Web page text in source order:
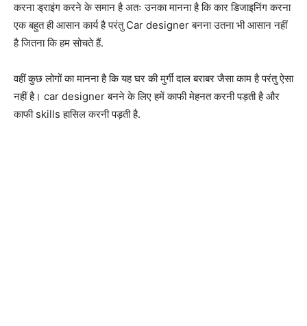
करना ड्राइंग करने के समान है अतः उनका मानना है कि कार डिजाइनिंग करना
एक बहुत ही आसान कार्य है परंतु Car designer बनना उतना भी आसान नहीं
है जितना कि हम सोचते हैं.
वहीं कुछ लोगों का मानना है कि यह घर की मुर्गी दाल बराबर जैसा काम है परंतु ऐसा
नहीं है। car designer बनने के लिए हमें काफी मेहनत करनी पड़ती है और
काफी skills हासिल करनी पड़ती है.